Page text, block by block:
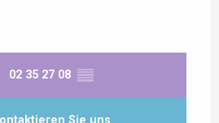
02 35 27 08 ▒▒